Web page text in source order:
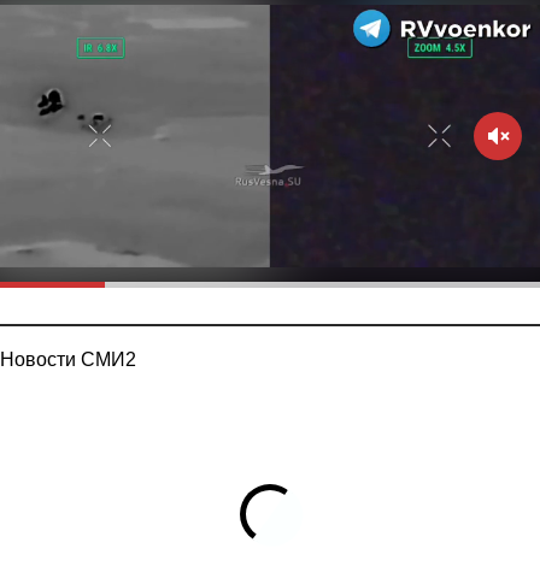
Новости СМИ2